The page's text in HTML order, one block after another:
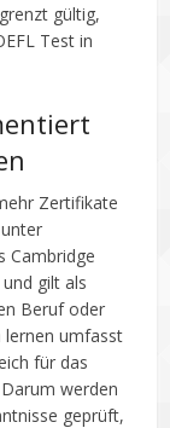
gültig,
Test in
Zertifikate
Cambridge
gilt als
Beruf oder
lernen umfasst
für das
werden
geprüft,